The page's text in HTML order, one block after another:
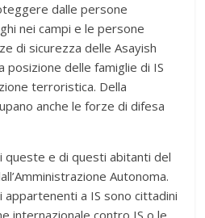
dalle persone
nei campi e le persone
di sicurezza delle Asayish
posizione delle famiglie di IS
terroristica. Della
anche le forze di difesa
queste e di questi abitanti del
Autonoma.
appartenenti a IS sono cittadini